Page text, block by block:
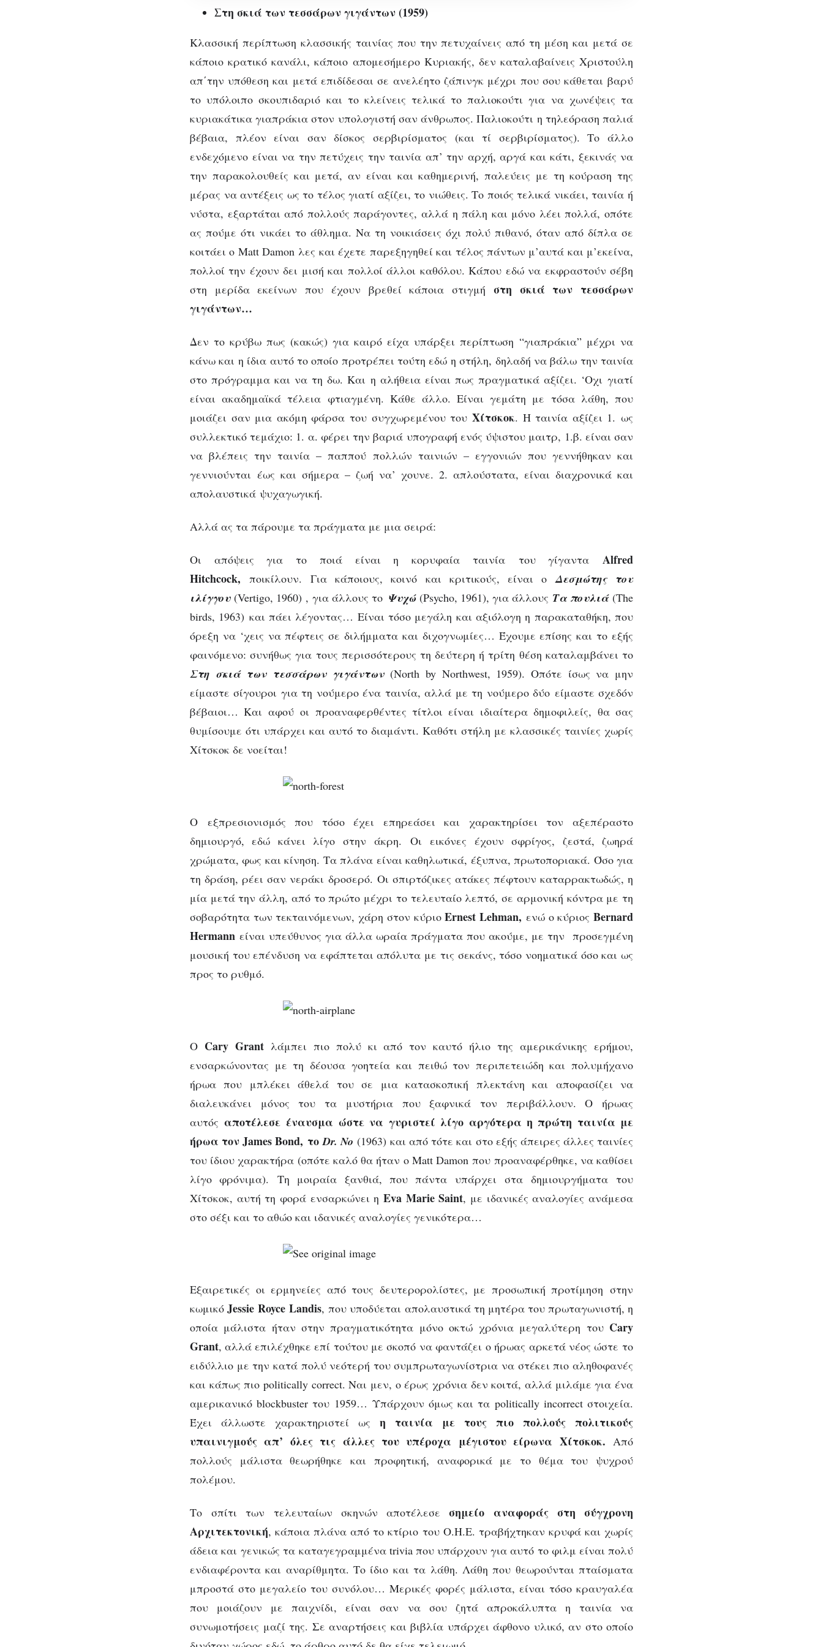
Τι είδαμε, τι χάσαμε: Στη
σκιά των τεσσάρων
γιγάντων
Στη
των
τεσσάρων
γιγάντων
Στη σκιά των τεσσάρων γιγάντων (1959)
Κλασσική περίπτωση κλασσικής ταινίας που την πετυχαίνεις από τη μέση και μετά σε
κάποιο κρατικό κανάλι, κάποιο απομεσήμερο Κυριακής, δεν καταλαβαίνεις Χριστούλη
απ΄την υπόθεση και μετά επιδίδεσαι σε ανελέητο ζάπινγκ μέχρι που σου κάθεται βαρύ
το υπόλοιπο σκουπιδαριό και το κλείνεις τελικά το παλιοκούτι για να χωνέψεις τα
κυριακάτικα γιαπράκια στον υπολογιστή σαν άνθρωπος. Παλιοκούτι η τηλεόραση παλιά
βέβαια, πλέον είναι σαν δίσκος σερβιρίσματος (και τί σερβιρίσματος). Το άλλο
ενδεχόμενο είναι να την πετύχεις την ταινία απ’ την αρχή, αργά και κάτι, ξεκινάς να
την παρακολουθείς και μετά, αν είναι και καθημερινή, παλεύεις με τη κούραση της
μέρας να αντέξεις ως το τέλος γιατί αξίζει, το νιώθεις. Το ποιός τελικά νικάει, ταινία ή
νύστα, εξαρτάται από πολλούς παράγοντες, αλλά η πάλη και μόνο λέει πολλά, οπότε
ας πούμε ότι νικάει το άθλημα. Να τη νοικιάσεις όχι πολύ πιθανό, όταν από δίπλα σε
κοιτάει ο Matt Damon λες και έχετε παρεξηγηθεί και τέλος πάντων μ’αυτά και μ’εκείνα,
πολλοί την έχουν δει μισή και πολλοί άλλοι καθόλου. Κάπου εδώ να εκφραστούν σέβη
στη μερίδα εκείνων που έχουν βρεθεί κάποια στιγμή στη σκιά των τεσσάρων
γιγάντων…
Δεν το κρύβω πως (κακώς) για καιρό είχα υπάρξει περίπτωση “γιαπράκια” μέχρι να
κάνω και η ίδια αυτό το οποίο προτρέπει τούτη εδώ η στήλη, δηλαδή να βάλω την ταινία
στο πρόγραμμα και να τη δω. Και η αλήθεια είναι πως πραγματικά αξίζει. ‘Οχι γιατί
είναι ακαδημαϊκά τέλεια φτιαγμένη. Κάθε άλλο. Είναι γεμάτη με τόσα λάθη, που
μοιάζει σαν μια ακόμη φάρσα του συγχωρεμένου του Χίτσκοκ. H ταινία αξίζει 1. ως
συλλεκτικό τεμάχιο: 1. α. φέρει την βαριά υπογραφή ενός ύψιστου μαιτρ, 1.β. είναι σαν
να βλέπεις την ταινία – παππού πολλών ταινιών – εγγονιών που γεννήθηκαν και
γεννιούνται έως και σήμερα – ζωή να’ χουνε. 2. απλούστατα, είναι διαχρονικά και
απολαυστικά ψυχαγωγική.
Αλλά ας τα πάρουμε τα πράγματα με μια σειρά:
Οι απόψεις για το ποιά είναι η κορυφαία ταινία του γίγαντα Alfred
Hitchcock, ποικίλουν. Για κάποιους, κοινό και κριτικούς, είναι οΔεσμώτης του
ιλίγγου(Vertigo, 1960) , για άλλους τo Ψυχώ (Psycho, 1961), για άλλους Τα πουλιά(The
birds, 1963) και πάει λέγοντας… Είναι τόσο μεγάλη και αξιόλογη η παρακαταθήκη, που
όρεξη να ‘χεις να πέφτεις σε διλήμματα και διχογνωμίες… Έχουμε επίσης και το εξής
φαινόμενο: συνήθως για τους περισσότερους τη δεύτερη ή τρίτη θέση καταλαμβάνει το
Στη σκιά των τεσσάρων γιγάντων (North by Northwest, 1959). Οπότε ίσως να μην
είμαστε σίγουροι για τη νούμερο ένα ταινία, αλλά με τη νούμερο δύο είμαστε σχεδόν
βέβαιοι… Και αφού οι προαναφερθέντες τίτλοι είναι ιδιαίτερα δημοφιλείς, θα σας
θυμίσουμε ότι υπάρχει και αυτό το διαμάντι. Καθότι στήλη με κλασσικές ταινίες χωρίς
Χίτσκοκ δε νοείται!
Ο εξπρεσιονισμός που τόσο έχει επηρεάσει και χαρακτηρίσει τον αξεπέραστο
δημιουργό, εδώ κάνει λίγο στην άκρη. Οι εικόνες έχουν σφρίγος, ζεστά, ζωηρά
χρώματα, φως και κίνηση. Τα πλάνα είναι καθηλωτικά, έξυπνα, πρωτοποριακά. Όσο για
τη δράση, ρέει σαν νεράκι δροσερό. Οι σπιρτόζικες ατάκες πέφτουν καταρρακτωδώς, η
μία μετά την άλλη, από το πρώτο μέχρι το τελευταίο λεπτό, σε αρμονική κόντρα με τη
σοβαρότητα των τεκταινόμενων, χάρη στον κύριοErnest Lehman, ενώ ο κύριοςBernard
Hermann είναι υπεύθυνος για άλλα ωραία πράγματα που ακούμε, με την προσεγμένη
μουσική του επένδυση να εφάπτεται απόλυτα με τις σεκάνς, τόσο νοηματικά όσο και ως
προς το ρυθμό.
Ο Cary Grantλάμπει πιο πολύ κι από τον καυτό ήλιο της αμερικάνικης ερήμου,
ενσαρκώνοντας με τη δέουσα γοητεία και πειθώ τον περιπετειώδη και πολυμήχανο
ήρωα που μπλέκει άθελά του σε μια κατασκοπική πλεκτάνη και αποφασίζει να
διαλευκάνει μόνος του τα μυστήρια που ξαφνικά τον περιβάλλουν. Ο ήρωας
αυτόςαποτέλεσε έναυσμα ώστε να γυριστεί λίγο αργότερα η πρώτη ταινία με
ήρωα τον James Bond, τοDr. No (1963) και από τότε και στο εξής άπειρες άλλες ταινίες
του ίδιου χαρακτήρα (οπότε καλό θα ήταν ο Matt Damon που προαναφέρθηκε, να καθίσει
λίγο φρόνιμα).
Τη μοιραία ξανθιά, που πάντα υπάρχει στα δημιουργήματα του
Χίτσκοκ, αυτή τη φορά ενσαρκώνει η Eva Marie Saint, με ιδανικές αναλογίες ανάμεσα
στο σέξι και το αθώο και ιδανικές αναλογίες γενικότερα…
Εξαιρετικές οι ερμηνείες από τους δευτερορολίστες, με προσωπική προτίμηση στην
κωμικόJessie RoyceLandis, που υποδύεται απολαυστικά τη μητέρα του πρωταγωνιστή, η
οποία μάλιστα ήταν στην πραγματικότητα μόνο οκτώ χρόνια μεγαλύτερη του Cary
Grant, αλλά επιλέχθηκε επί τούτου με σκοπό να φαντάζει ο ήρωας αρκετά νέος ώστε το
ειδύλλιο με την κατά πολύ νεότερή του συμπρωταγωνίστρια να στέκει πιο αληθοφανές
και κάπως πιο politically correct. Ναι μεν, ο έρως χρόνια δεν κοιτά, αλλά μιλάμε για ένα
αμερικανικό blockbuster του 1959… Υπάρχουν όμως και τα politically incorrect στοιχεία.
Έχει άλλωστε χαρακτηριστεί ως η ταινία με τους πιο πολλούς πολιτικούς
υπαινιγμούς απ’ όλες τις άλλες του υπέροχα μέγιστου είρωνα Χίτσκοκ. Από
πολλούς μάλιστα θεωρήθηκε και προφητική, αναφορικά με το θέμα του ψυχρού
πολέμου.
Το σπίτι των τελευταίων σκηνών αποτέλεσεσημείο αναφοράς στη σύγχρονη
Αρχιτεκτονική, κάποια πλάνα από το κτίριο του Ο.Η.Ε. τραβήχτηκαν κρυφά και χωρίς
άδεια και γενικώς τα καταγεγραμμένα trivia που υπάρχουν για αυτό το φιλμ είναι πολύ
ενδιαφέροντα και αναρίθμητα. Το ίδιο και τα λάθη. Λάθη που θεωρούνται πταίσματα
μπροστά στο μεγαλείο του συνόλου… Μερικές φορές μάλιστα, είναι τόσο κραυγαλέα
που μοιάζουν με παιχνίδι, είναι σαν να σου ζητά απροκάλυπτα η ταινία να
συνωμοτήσεις μαζί της. Σε αναρτήσεις και βιβλία υπάρχει άφθονο υλικό, αν στο οποίο